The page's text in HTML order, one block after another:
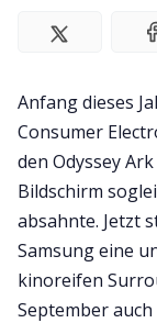
Anfang dieses
Consumer
den Odyssey
Bildschirm
absahnte. Jetzt
Samsung eine
kinoreifen
September auch